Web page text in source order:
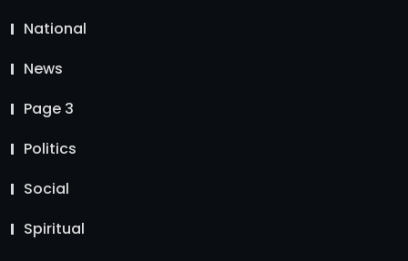
National
News
Page 3
Politics
Social
Spiritual